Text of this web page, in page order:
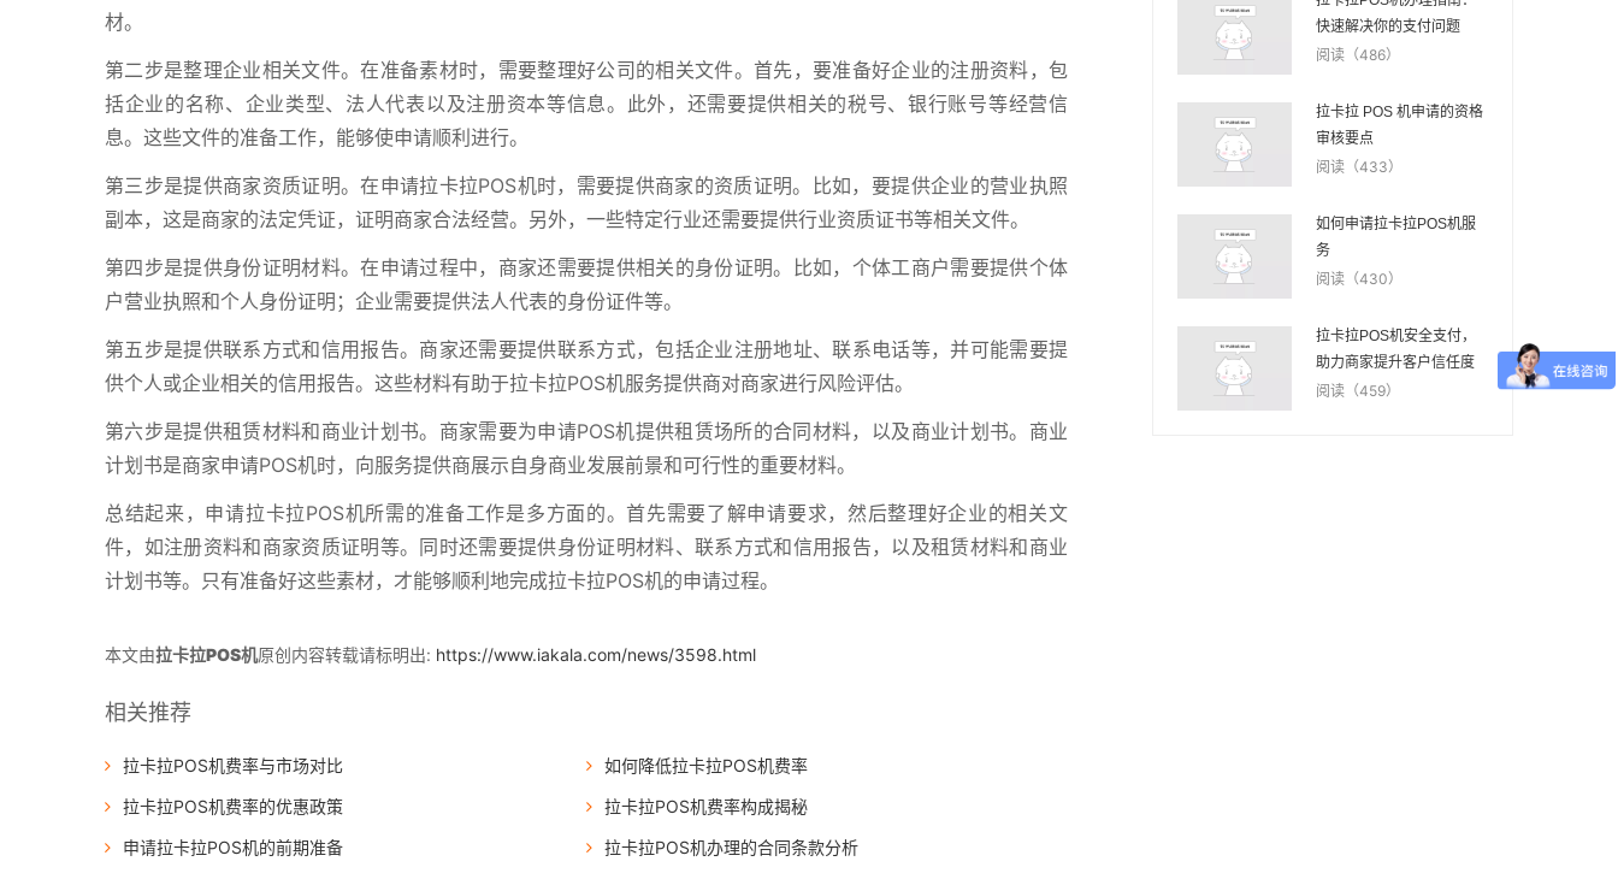
材。
第二步是整理企业相关文件。在准备素材时，需要整理好公司的相关文件。首先，要准备好企业的注册资料，包
括企业的名称、企业类型、法人代表以及注册资本等信息。此外，还需要提供相关的税号、银行账号等经营信
息。这些文件的准备工作，能够使申请顺利进行。
第三步是提供商家资质证明。在申请拉卡拉POS机时，需要提供商家的资质证明。比如，要提供企业的营业执照
副本，这是商家的法定凭证，证明商家合法经营。另外，一些特定行业还需要提供行业资质证书等相关文件。
第四步是提供身份证明材料。在申请过程中，商家还需要提供相关的身份证明。比如，个体工商户需要提供个体
户营业执照和个人身份证明；企业需要提供法人代表的身份证件等。
第五步是提供联系方式和信用报告。商家还需要提供联系方式，包括企业注册地址、联系电话等，并可能需要提
供个人或企业相关的信用报告。这些材料有助于拉卡拉POS机服务提供商对商家进行风险评估。
第六步是提供租赁材料和商业计划书。商家需要为申请POS机提供租赁场所的合同材料，以及商业计划书。商业
计划书是商家申请POS机时，向服务提供商展示自身商业发展前景和可行性的重要材料。
总结起来，申请拉卡拉POS机所需的准备工作是多方面的。首先需要了解申请要求，然后整理好企业的相关文
件，如注册资料和商家资质证明等。同时还需要提供身份证明材料、联系方式和信用报告，以及租赁材料和商业
计划书等。只有准备好这些素材，才能够顺利地完成拉卡拉POS机的申请过程。
本文由拉卡拉POS机原创内容转载请标明出: https://www.iakala.com/news/3598.html
相关推荐
拉卡拉POS机费率与市场对比
如何降低拉卡拉POS机费率
拉卡拉POS机费率的优惠政策
拉卡拉POS机费率构成揭秘
申请拉卡拉POS机的前期准备
拉卡拉POS机办理的合同条款分析
快速解决你的支付问题
阅读（486）
拉卡拉 POS 机申请的资格
审核要点
阅读（433）
如何申请拉卡拉POS机服
务
阅读（430）
拉卡拉POS机安全支付，
助力商家提升客户信任度
阅读（459）